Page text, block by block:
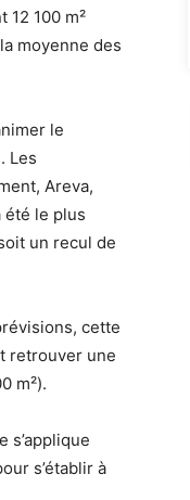
100 m²
moyenne des
le
Les
Areva,
été le plus
un recul de
cette
retrouver une
m²).
s’applique
s’établir à